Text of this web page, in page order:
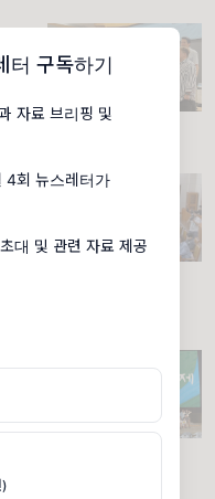
터 구독하기
자료 브리핑 및
4회 뉴스레터가
대 및 관련 자료 제공
디
고
가
독
영
인
편
진
닌
전
트